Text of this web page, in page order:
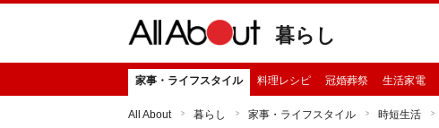
暮らし
家事・ライフスタイル 料理レシピ 冠婚葬祭 生活家電
All About 暮らし 家事・ライフスタイル 時短生活